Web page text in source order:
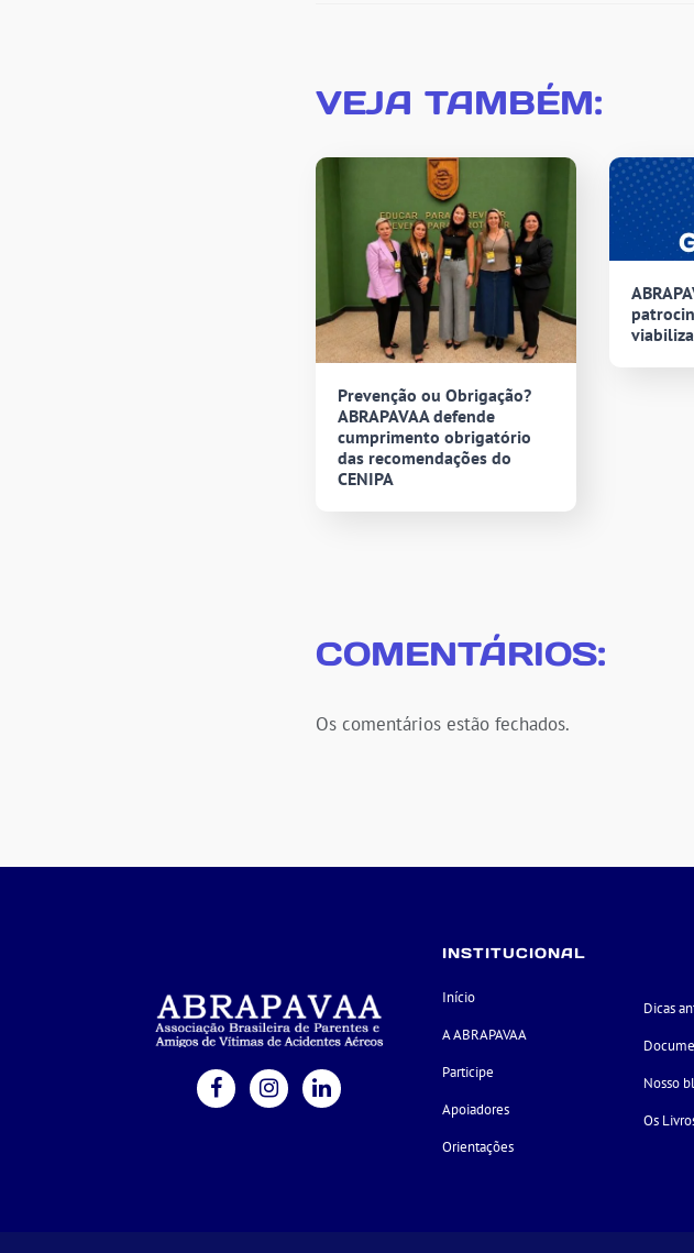
VEJA TAMBÉM:
Prevenção ou Obrigação?
ABRAPAVAA defende
cumprimento obrigatório
das recomendações do
CENIPA
COMENTÁRIOS:
Os comentários estão fechados.
INSTITUCIONAL
Início
A ABRAPAVAA
Participe
Apoiadores
Orientações
Dicas
Nosso
Os